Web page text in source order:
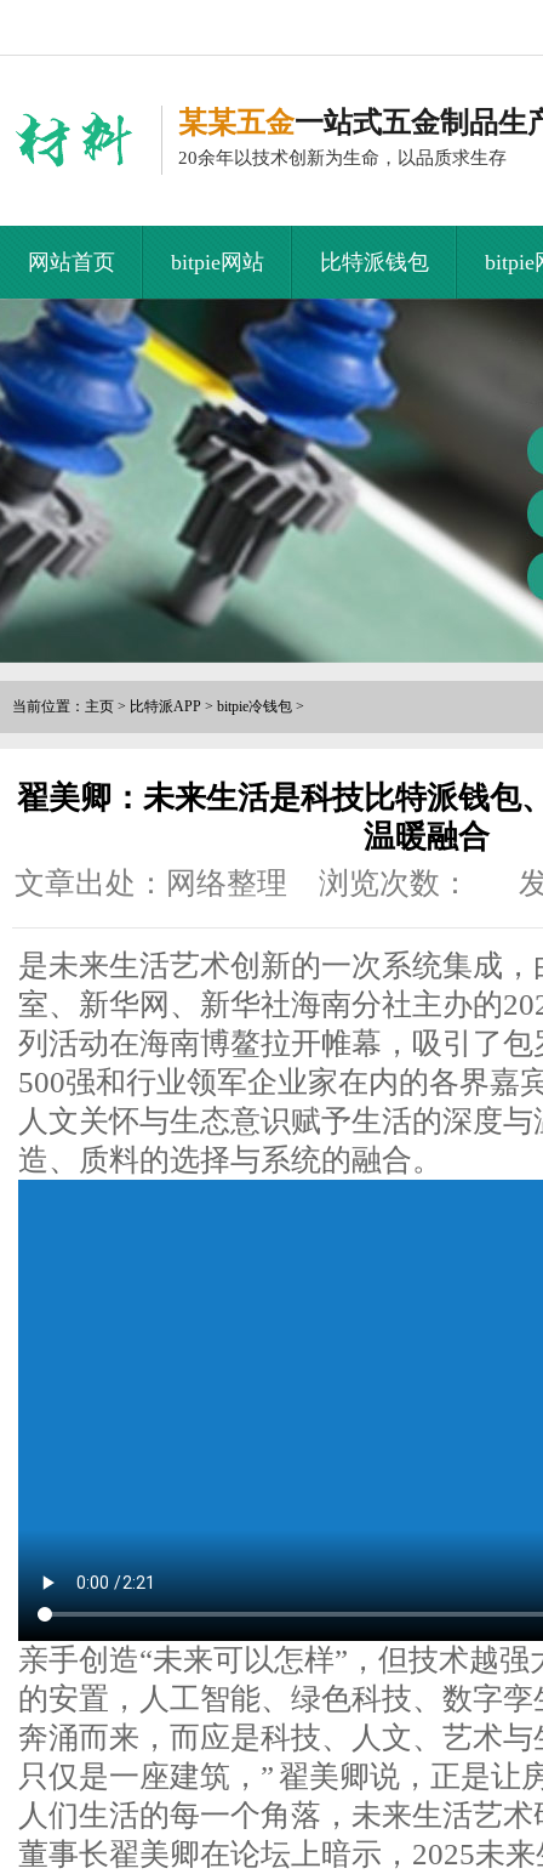
某某五金一站式五金制品生
20余年以技术创新为生命，以品质求生存
网站首页 bitpie网站 比特派钱包 bitpie
当前位置： 主页 > 比特派APP > bitpie冷钱包 >
翟美卿：未来生活是科技比特派钱包
温暖融合
文章出处：网络整理 浏览次数：
是未来生活艺术创新的一次系统集成
室、新华网、新华社海南分社主办的
列活动在海南博鳌拉开帷幕，吸引了
500强和行业领军企业家在内的各界嘉
人文关怀与生态意识赋予生活的深度
造、质料的选择与系统的融合。
亲手创造“未来可以怎样”，但技术越
的安置，人工智能、绿色科技、数字
奔涌而来，而应是科技、人文、艺术
只仅是一座建筑，” 翟美卿说，正是让
人们生活的每一个角落，未来生活艺
董事长翟美卿在论坛上暗示，2025未